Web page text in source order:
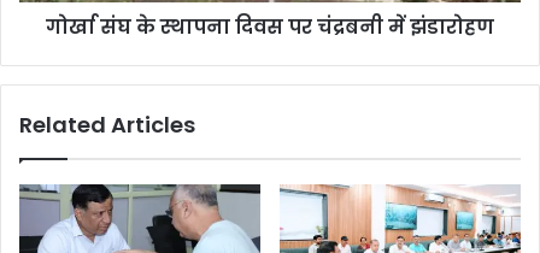
गोर्खा संघ के स्थापना दिवस पर चंद्रबनी में झंडारोहण
Related Articles